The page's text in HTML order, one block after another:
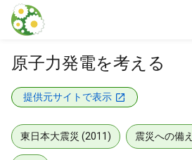
本文に飛ぶ
原子力発電を考える
提供元サイトで表示
東日本大震災 (2011) 震災への備え